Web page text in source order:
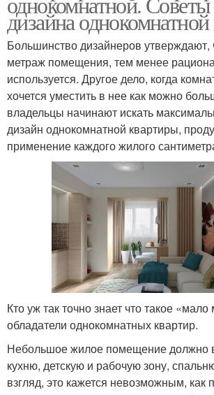
дизайна
Большинство дизайнеров
метраж помещения, тем менее
используется. Другое дело, когда
хочется уместить в нее как можно
владельцы начинают искать
дизайн однокомнатной квартиры,
применение каждого жилого
Кто уж так точно знает что такое «мало
обладатели однокомнатных квартир.
Небольшое жилое помещение должно
кухню, детскую и рабочую зону,
взгляд, это кажется невозможным, как